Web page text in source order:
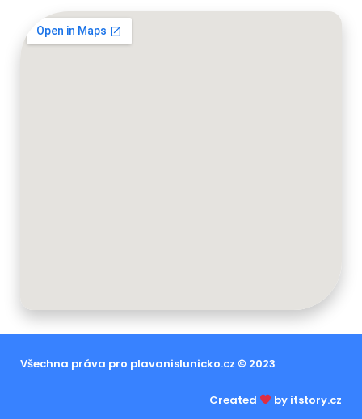
Všechna práva pro plavanislunicko.cz © 2023
Created by itstory.cz